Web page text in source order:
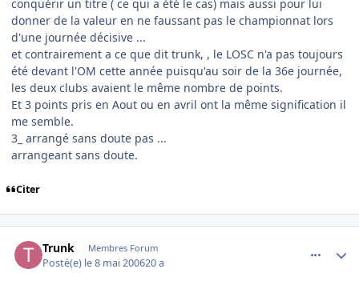
conquérir un titre ( ce qui a été le cas) mais aussi pour lui
donner de la valeur en ne faussant pas le championnat lors
d'une journée décisive ...
et contrairement a ce que dit trunk, , le LOSC n'a pas toujours
été devant l'OM cette année puisqu'au soir de la 36e journée,
les deux clubs avaient le même nombre de points.
Et 3 points pris en Aout ou en avril ont la même signification il
me semble.
3_ arrangé sans doute pas ...
arrangeant sans doute.
Citer
Trunk Membres Forum
Posté(e) le 8 mai 200620 a